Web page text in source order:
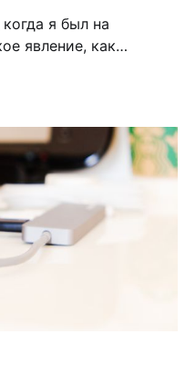
я был на
явление, как
такое
показать все
за время
Если вдруг